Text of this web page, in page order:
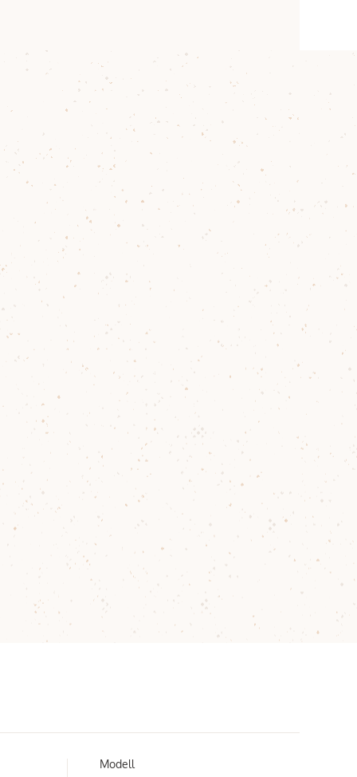
Modell